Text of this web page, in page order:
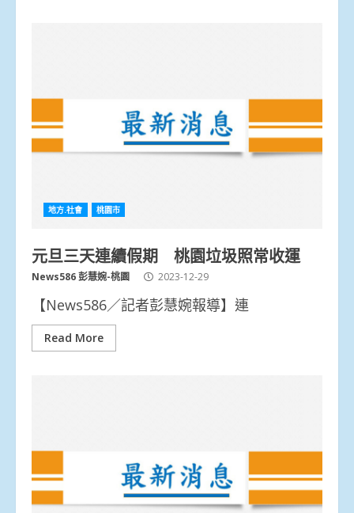
地方.社會 桃園市
元旦三天連續假期 桃園垃圾照常收運
News586 彭慧婉-桃園 2023-12-29
【News586／記者彭慧婉報導】連
Read More